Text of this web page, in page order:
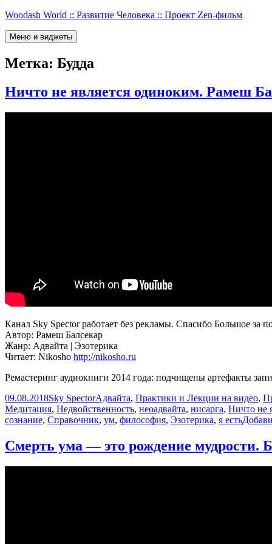
Перейти
содержимому
Woodash World :: Развитие Человека :: Проект Zen-фильм
Меню и виджеты
Метка: Будда
Ничто не является одиноким. Рамеш
Канал Sky Spector работает без рекламы. Спасибо Большое за
Автор: Рамеш Балсекар
Жанр: Адвайта | Эзотерика
Читает: Nikosho http://nikosho.ru
Ремастеринг аудиокниги 2014 года: подчищены артефакты
Опубликовано
09.08.2018Автор
Sky SpectorРубрики
Адвайта, Практики и Лекции на видео,
Медитация, Недвойственность, неоадвайта, нисарга, Ничто не
сознание, Справочник, ум, философия, Эзотерика, я есть
Смерть ума — это рождение